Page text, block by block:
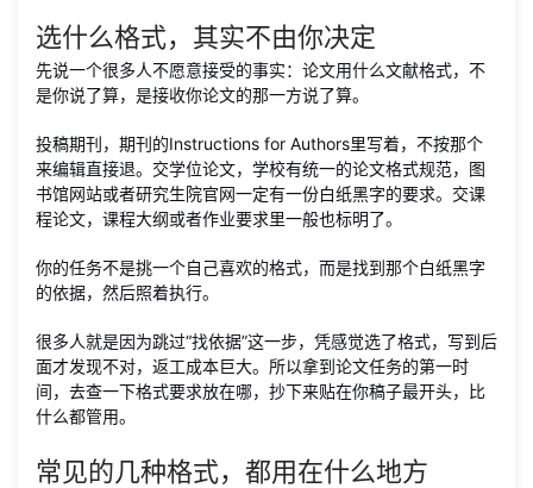
选什么格式，其实不由你决定
先说一个很多人不愿意接受的事实：论文用什么文献格式，不
是你说了算，是接收你论文的那一方说了算。
投稿期刊，期刊的Instructions for Authors里写着，不按那个
来编辑直接退。交学位论文，学校有统一的论文格式规范，图
书馆网站或者研究生院官网一定有一份白纸黑字的要求。交课
程论文，课程大纲或者作业要求里一般也标明了。
你的任务不是挑一个自己喜欢的格式，而是找到那个白纸黑字
的依据，然后照着执行。
很多人就是因为跳过“找依据”这一步，凭感觉选了格式，写到后
面才发现不对，返工成本巨大。所以拿到论文任务的第一时
间，去查一下格式要求放在哪，抄下来贴在你稿子最开头，比
什么都管用。
常见的几种格式，都用在什么地方